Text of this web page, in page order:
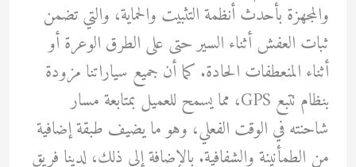
والمجهزة بأحدث أنظمة التثبيت والحماية، والتي تضمن
ثبات العفش أثناء السير حتى على الطرق الوعرة أو
أثناء المنعطفات الحادة. كما أن جميع سياراتنا مزودة
بنظام تتبع GPS، مما يسمح للعميل بمتابعة مسار
شاحنته في الوقت الفعلي، وهو ما يضيف طبقة إضافية
من الطمأنينة والشفافية. بالإضافة إلى ذلك، لدينا فريق